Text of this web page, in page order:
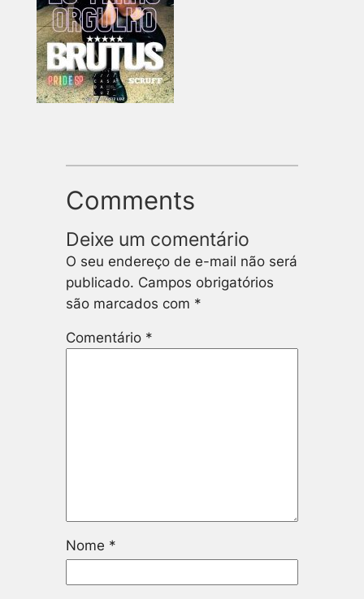
Comments
Deixe um comentário
O seu endereço de e-mail não será
publicado. Campos obrigatórios
são marcados com *
Comentário *
Nome *